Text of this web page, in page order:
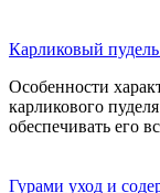
Карликовый
Особенности
карликового
обеспечивать его
Гурами уход и